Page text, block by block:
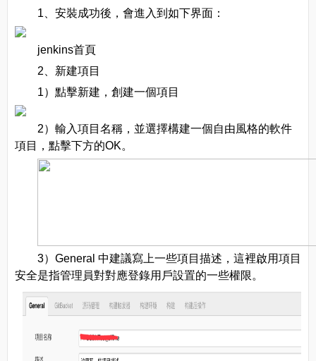
1、安裝成功後，會進入到如下界面：
jenkins首頁
2、新建項目
1）點擊新建，創建一個項目
2）輸入項目名稱，並選擇構建一個自由風格的軟件
項目，點擊下方的OK。
3）General 中建議寫上一些項目描述，這裡啟用項目
安全是指管理員對對應登錄用戶設置的一些權限。